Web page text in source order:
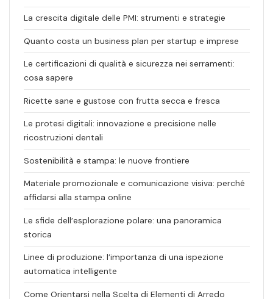
La crescita digitale delle PMI: strumenti e strategie
Quanto costa un business plan per startup e imprese
Le certificazioni di qualità e sicurezza nei serramenti:
cosa sapere
Ricette sane e gustose con frutta secca e fresca
Le protesi digitali: innovazione e precisione nelle
ricostruzioni dentali
Sostenibilità e stampa: le nuove frontiere
Materiale promozionale e comunicazione visiva: perché
affidarsi alla stampa online
Le sfide dell’esplorazione polare: una panoramica
storica
Linee di produzione: l’importanza di una ispezione
automatica intelligente
Come Orientarsi nella Scelta di Elementi di Arredo